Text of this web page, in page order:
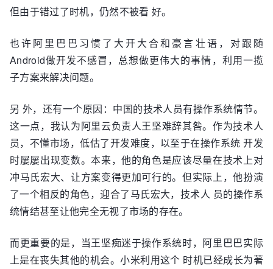
但由于错过了时机，仍然不被看 好。
也许阿里巴巴习惯了大开大合和豪言壮语，对跟随
Android做开发不感冒，总想做更伟大的事情，利用一揽
子方案来解决问题。
另 外，还有一个原因：中国的技术人员有操作系统情节。
这一点，我认为阿里云负责人王坚难辞其咎。作为技术人
员，不懂市场，低估了开发难度，以至于在操作系统 开发
时屡屡出现变数。本来，他的角色是应该尽量在技术上对
冲马氏宏大、让方案变得更加可行的。但实际上，他扮演
了一个相反的角色，迎合了马氏宏大，技术人 员的操作系
统情结甚至让他完全无视了市场的存在。
而更重要的是，当王坚痴迷于操作系统时，阿里巴巴实际
上是在丧失其他的机会。小米利用这个 时机已经成长为著